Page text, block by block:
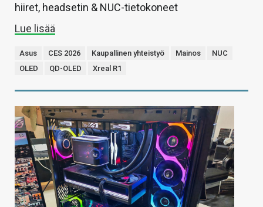
hiiret, headsetin & NUC-tietokoneet
Lue lisää
Asus CES 2026 Kaupallinen yhteistyö Mainos
NUC
OLED
QD-OLED Xreal R1